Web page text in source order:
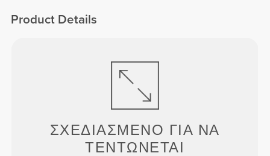
Product Details
ΣΧΕΔΙΑΣΜΈΝΟ ΓΙΑ ΝΑ
ΤΕΝΤΏΝΕΤΑΙ